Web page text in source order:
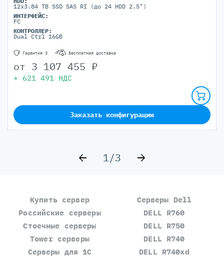
12x3.84 TB SSD SAS RI (до 24 HDD 2.5")
ИНТЕРФЕЙС:
FC
КОНТРОЛЛЕР:
Dual Ctrl 16GB
Гарантия 3 Бесплатная доставка
от 3 107 455 ₽
+ 621 491 НДС
Заказать конфигурацию
1/3
Купить сервер
Российские серверы
Стоечные серверы
Tower серверы
Серверы для 1С
Серверы Dell
DELL R760
DELL R750
DELL R740
DELL R740xd